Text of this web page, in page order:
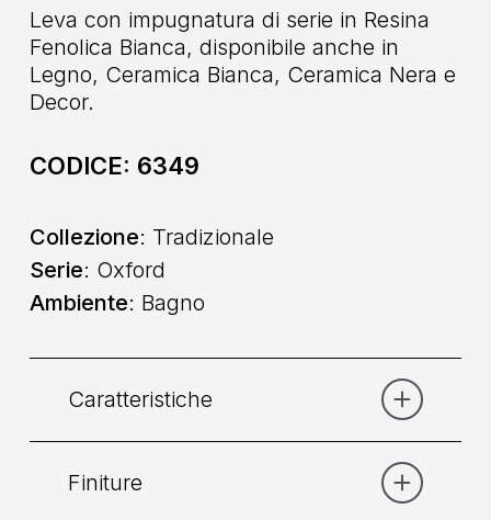
Leva con impugnatura di serie in Resina
Fenolica Bianca, disponibile anche in
Legno, Ceramica Bianca, Ceramica Nera e
Decor.
CODICE: 6349
Collezione: Tradizionale
Serie: Oxford
Ambiente: Bagno
Caratteristiche
Finiture